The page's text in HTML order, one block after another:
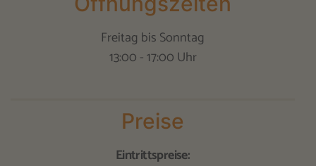
Freitag bis Sonntag
13:00 - 17:00 Uhr
Preise
Eintrittspreise: